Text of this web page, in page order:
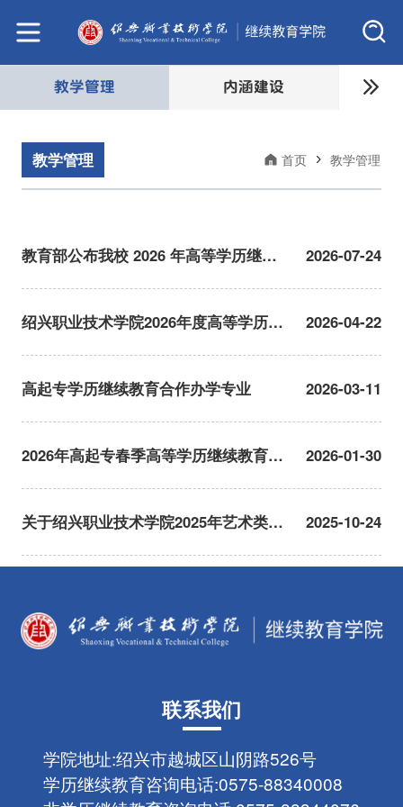
教学管理 内涵建设
教学管理 首页 教学管理
教育部公布我校 2026 年高等学历继续
2026-07-24
绍兴职业技术学院2026年度高等学历继
2026-04-22
高起专学历继续教育合作办学专业 2026-03-11
2026年高起专春季高等学历继续教育缴
2026-01-30
关于绍兴职业技术学院2025年艺术类成
2025-10-24
联系我们
学院地址:绍兴市越城区山阴路526号
学历继续教育咨询电话:0575-88340008